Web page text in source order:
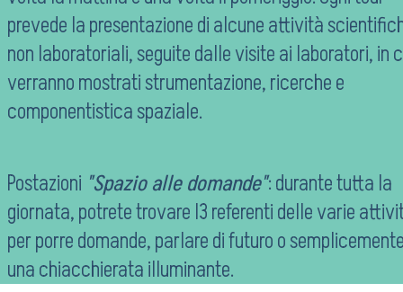
prevede la presentazione di alcune attività
non laboratoriali, seguite dalle visite ai laboratori, in
verranno mostrati strumentazione, ricerche e
componentistica spaziale.
Postazioni "Spazio alle domande": durante tutta la
giornata, potrete trovare l3 referenti delle varie
per porre domande, parlare di futuro o
una chiacchierata illuminante.